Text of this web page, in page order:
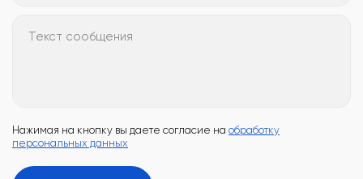
Текст сообщения
Нажимая на кнопку вы даете согласие на обработку
персональных данных